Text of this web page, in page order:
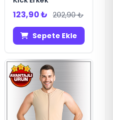
123,90 ₺ 202,90 ₺
Sepete Ekle